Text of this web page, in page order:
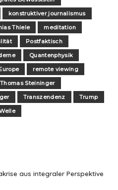
konstruktiver journalismus
Thiele
meditation
Postfaktisch
Quantenphysik
remote viewing
Thomas Steininger
Transzendenz
Trump
aus integraler Perspektive